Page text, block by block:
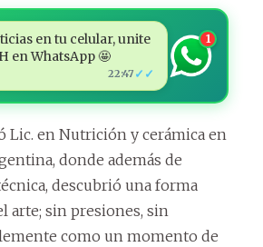
en tu celular, unite
en WhatsApp 🤩
22:47 ✓✓
1
Lic. en Nutrición y cerámica en
donde además de
descubrió una forma
arte; sin presiones, sin
como un momento de